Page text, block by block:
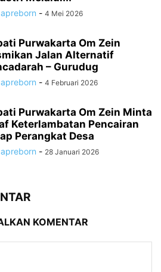
- 4 Mei 2026
Purwakarta Om Zein
Jalan Alternatif
– Gurudug
- 4 Februari 2026
Purwakarta Om Zein Minta
Keterlambatan Pencairan
Perangkat Desa
- 28 Januari 2026
KOMENTAR